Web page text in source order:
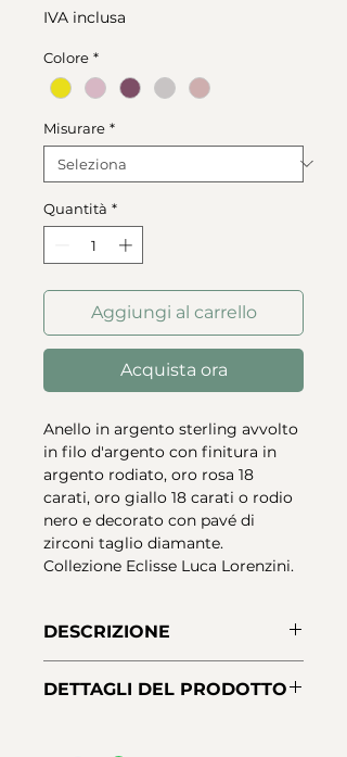
IVA inclusa
Colore *
Misurare *
Quantità *
Aggiungi al carrello
Acquista ora
Anello in argento sterling avvolto
in filo d'argento con finitura in
argento rodiato, oro rosa 18
carati, oro giallo 18 carati o rodio
nero e decorato con pavé di
zirconi taglio diamante.
Collezione Eclisse Luca Lorenzini.
DESCRIZIONE
in filo d'argento con finitura
DETTAGLI DEL PRODOTTO